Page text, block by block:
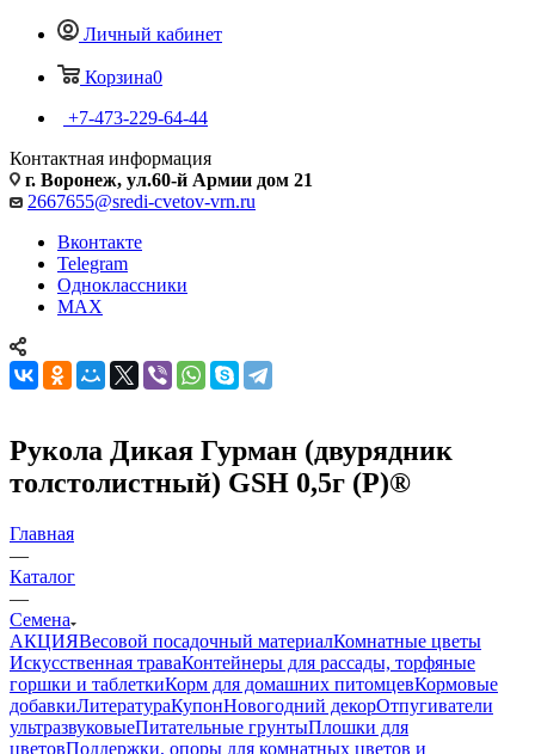
Личный кабинет
Корзина0
+7-473-229-64-44
Контактная информация
г. Воронеж, ул.60-й Армии дом 21
2667655@sredi-cvetov-vrn.ru
Вконтакте
Telegram
Одноклассники
MAX
Рукола Дикая Гурман (двурядник
толстолистный) GSH 0,5г (Р)®
Главная
—
Каталог
—
Семена
АКЦИЯВесовой посадочный материалКомнатные цветы
Искусственная траваКонтейнеры для рассады, торфяные
горшки и таблеткиКорм для домашних питомцевКормовые
добавкиЛитератураКупонНовогодний декорОтпугиватели
ультразвуковыеПитательные грунтыПлошки для
цветовПоддержки, опоры для комнатных цветов и